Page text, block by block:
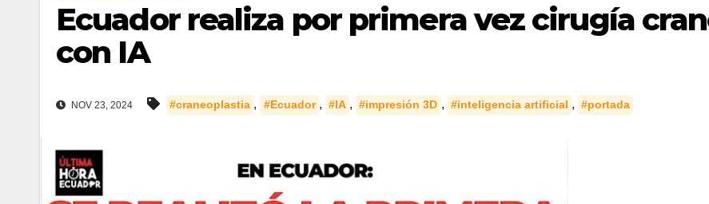
Ecuador realiza por primera vez cirugía
con IA
NOV 23, 2024 #craneoplastia , #Ecuador , #IA , #impresión 3D , #inteligencia artificial , #portada